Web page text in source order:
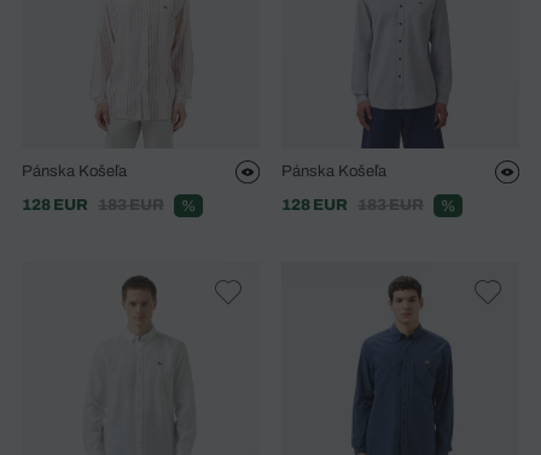
Pánska Košeľa
128 EUR
183 EUR %
Pánska Košeľa
128 EUR
183 EUR %